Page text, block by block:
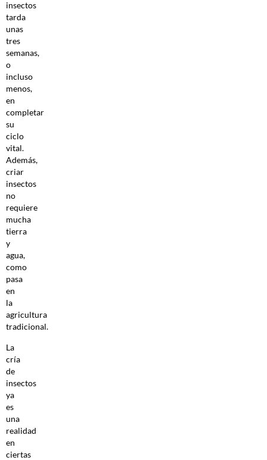
insectos
tarda
unas
tres
semanas,
o
incluso
menos,
en
completar
su
ciclo
vital.
Además,
criar
insectos
no
requiere
mucha
tierra
y
agua,
como
pasa
en
la
agricultura
tradicional.
La
cría
de
insectos
ya
es
una
realidad
en
ciertas